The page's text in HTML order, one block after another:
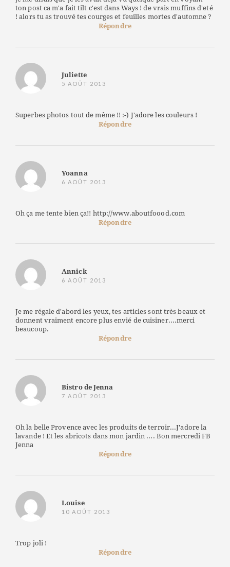
ton post ca m'a fait tilt c'est dans Ways ! de vrais muffins d'eté
! alors tu as trouvé tes courges et feuilles mortes d'automne ?
Répondre
Juliette
5 AOÛT 2013
Superbes photos tout de même !! :-) J'adore les couleurs !
Répondre
Yoanna
6 AOÛT 2013
Oh ça me tente bien ça!! http://www.aboutfoood.com
Répondre
Annick
6 AOÛT 2013
Je me régale d'abord les yeux, tes articles sont très beaux et
donnent vraiment encore plus envié de cuisiner....merci
beaucoup.
Répondre
Bistro de Jenna
7 AOÛT 2013
Oh la belle Provence avec les produits de terroir...J'adore la
lavande ! Et les abricots dans mon jardin .... Bon mercredi FB
Jenna
Répondre
Louise
10 AOÛT 2013
Trop joli !
Répondre